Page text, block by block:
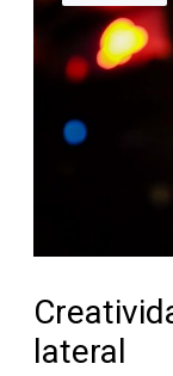
lateral